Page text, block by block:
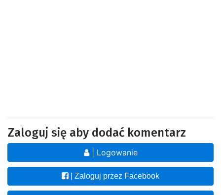
Zaloguj się aby dodać komentarz
| Logowanie
| Zaloguj przez Facebook